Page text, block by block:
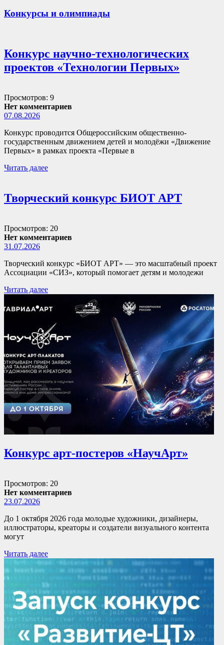
Конкурсы и олимпиады
Конкурс научно-технологических
проектов «Технологии Первых»
Просмотров: 9
Нет комментариев
07.08.2026
Конкурс проводится Общероссийским общественно-
государственным движением детей и молодёжи «Движение
Первых» в рамках проекта «Первые в
Читать далее
Творческий конкурс БИОТ АРТ
Просмотров: 20
Нет комментариев
31.07.2026
Творческий конкурс «БИОТ АРТ» — это масштабный проект
Ассоциации «СИЗ», который помогает детям и молодежи
Читать далее
Конкурс арт-постеров «НаучАрт»
Просмотров: 20
Нет комментариев
23.07.2026
До 1 октября 2026 года молодые художники, дизайнеры,
иллюстраторы, креаторы и создатели визуального контента
могут
Читать далее